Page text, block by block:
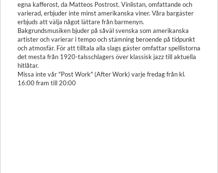
egna kafferost, da Matteos Postrost. Vinlistan, omfattande och
varierad, erbjuder inte minst amerikanska viner. Våra bargäster
erbjuds att välja något lättare från barmenyn.
Bakgrundsmusiken bjuder på såväl svenska som amerikanska
artister och varierar i tempo och stämning beroende på tidpunkt
och atmosfär. För att tilltala alla slags gäster omfattar spellistorna
det mesta från 1920-talsschlagers över klassisk jazz till aktuella
hitlåtar.
Missa inte vår "Post Work" (After Work) varje fredag från kl.
16:00 fram till 20:00